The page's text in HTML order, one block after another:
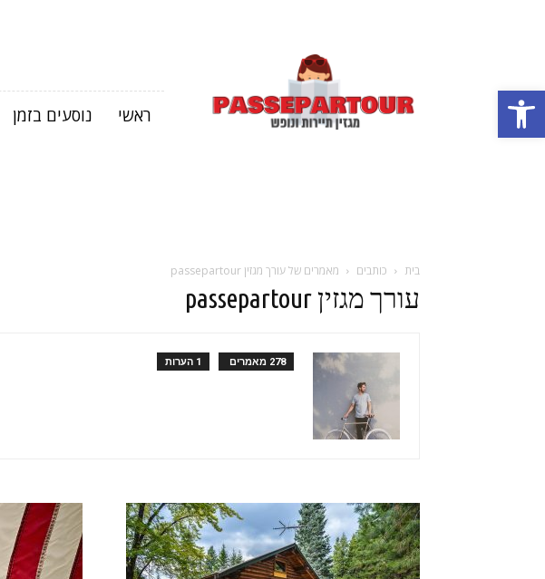
פתח סרגל נגישות
ונופש
בארץ
ראשי נוסעים בזמן
בית כותבים מאמרים של עורך מגזין passepartour
עורך מגזין passepartour
278 מאמרים 1 הערות